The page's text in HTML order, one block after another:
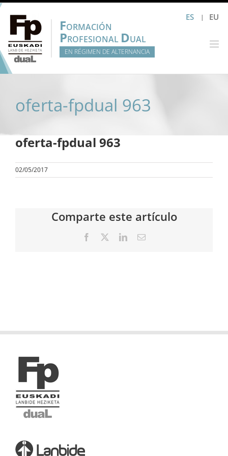
Saltar
contenido
ES EU
FORMACIÓN
PROFESIONAL DUAL
EN RÉGIMEN DE ALTERNANCIA
oferta-fpdual 963
oferta-fpdual 963
02/05/2017
Comparte este artículo
Facebook LinkedInCorreo